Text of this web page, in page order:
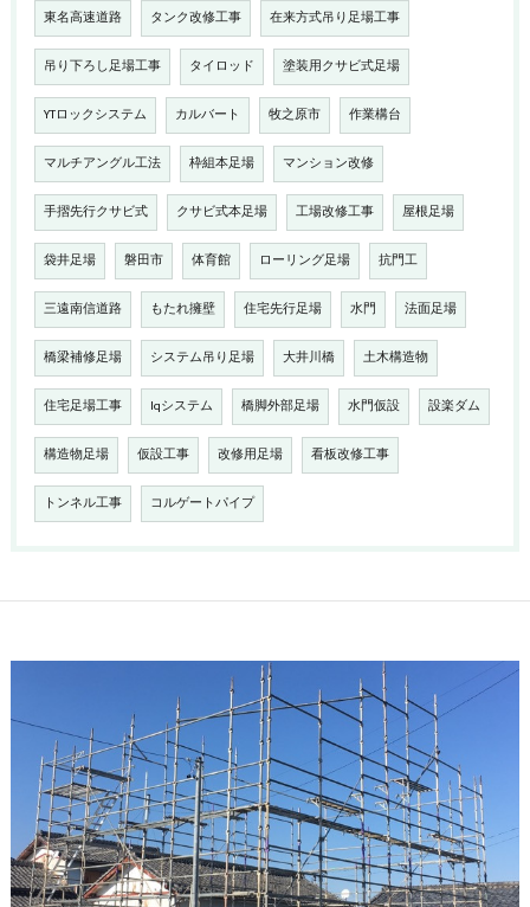
東名高速道路 タンク改修工事 在来方式吊り足場工事
吊り下ろし足場工事 タイロッド 塗装用クサビ式足場
YTロックシステム カルバート 牧之原市 作業構台
マルチアングル工法 枠組本足場 マンション改修
手摺先行クサビ式 クサビ式本足場 工場改修工事 屋根足場
袋井足場 磐田市 体育館 ローリング足場 抗門工
三遠南信道路 もたれ擁壁 住宅先行足場 水門 法面足場
橋梁補修足場 システム吊り足場 大井川橋 土木構造物
住宅足場工事 Iqシステム 橋脚外部足場 水門仮設 設楽ダム
構造物足場 仮設工事 改修用足場 看板改修工事
トンネル工事 コルゲートパイプ